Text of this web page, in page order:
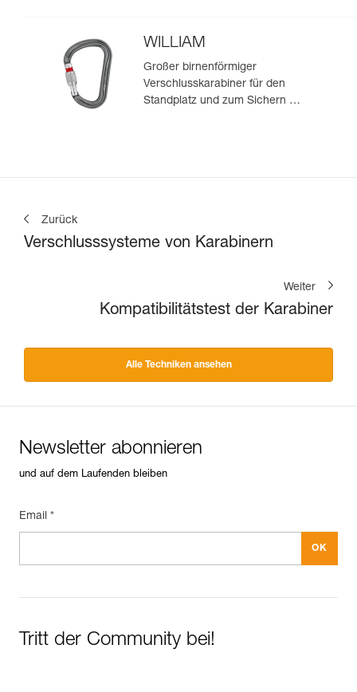
WILLIAM
Großer birnenförmiger
Verschlusskarabiner für den
Standplatz und zum Sichern mit
Zurück
Verschlusssysteme von Karabinern
Weiter
Kompatibilitätstest der Karabiner
Alle Techniken ansehen
Newsletter abonnieren
und auf dem Laufenden bleiben
Email *
Tritt der Community bei!